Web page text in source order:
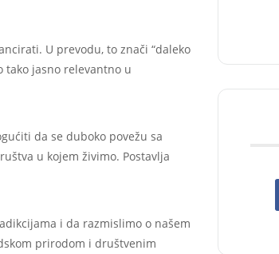
U prevodu, to znači “daleko
tako jasno relevantno u
da se duboko povežu sa
u kojem živimo. Postavlja
i da razmislimo o našem
prirodom i društvenim